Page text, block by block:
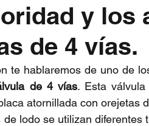
y los
de 4 vías.
te hablaremos de uno de
de 4 vías. Esta
atornillada con orejetas
de lodo se utilizan diferentes